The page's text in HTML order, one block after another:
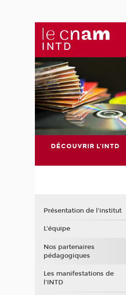
DÉCOUVRIR L'INTD
Présentation de l'institut
L'équipe
Nos partenaires
pédagogiques
Les manifestations de
l'INTD